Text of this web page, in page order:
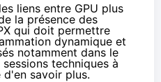
liens entre GPU plus
la présence des
qui doit permettre
dynamique et
notamment dans le
techniques à
savoir plus.